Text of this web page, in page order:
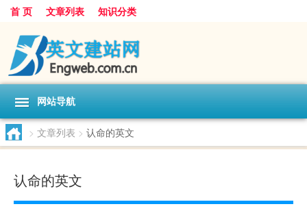
首 页 文章列表 知识分类
网站导航
> 文章列表 > 认命的英文
认命的英文